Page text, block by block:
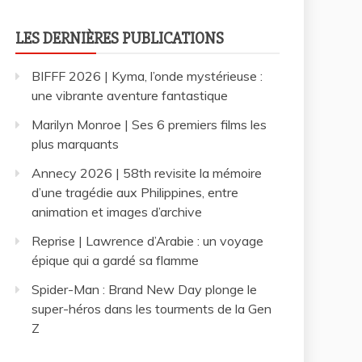
LES DERNIÈRES PUBLICATIONS
BIFFF 2026 | Kyma, l’onde mystérieuse :
une vibrante aventure fantastique
Marilyn Monroe | Ses 6 premiers films les
plus marquants
Annecy 2026 | 58th revisite la mémoire
d’une tragédie aux Philippines, entre
animation et images d’archive
Reprise | Lawrence d’Arabie : un voyage
épique qui a gardé sa flamme
Spider-Man : Brand New Day plonge le
super-héros dans les tourments de la Gen
Z